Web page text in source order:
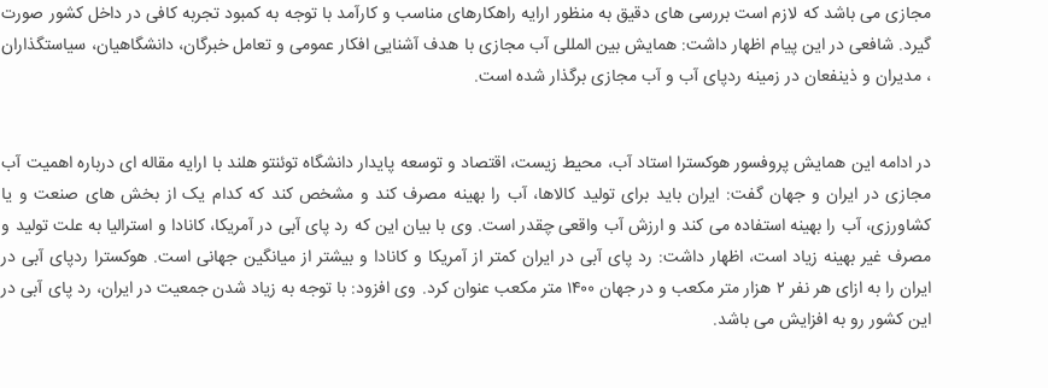
مجازی می باشد که لازم است بررسی های دقیق به منظور ارایه راهکارهای مناسب و کارآمد با توجه به کمبود تجربه کافی در داخل کشور صورت
گیرد. شافعی در این پیام اظهار داشت: همایش بین المللی آب مجازی با هدف آشنایی افکار عمومی و تعامل خبرگان، دانشگاهیان، سیاستگذاران
، مدیران و ذینفعان در زمینه ردپای آب و آب مجازی برگذار شده است.
در ادامه این همایش پروفسور هوکسترا استاد آب، محیط زیست، اقتصاد و توسعه پایدار دانشگاه توئنتو هلند با ارایه مقاله ای درباره اهمیت آب
مجازی در ایران و جهان گفت: ایران باید برای تولید کالاها، آب را بهینه مصرف کند و مشخص کند که کدام یک از بخش های صنعت و یا
کشاورزی، آب را بهینه استفاده می کند و ارزش آب واقعی چقدر است. وی با بیان این که رد پای آبی در آمریکا، کانادا و استرالیا به علت تولید و
مصرف غیر بهینه زیاد است، اظهار داشت: رد پای آبی در ایران کمتر از آمریکا و کانادا و بیشتر از میانگین جهانی است. هوکسترا ردپای آبی در
ایران را به ازای هر نفر ۲ هزار متر مکعب و در جهان ۱۴۰۰ متر مکعب عنوان کرد. وی افزود: با توجه به زیاد شدن جمعیت در ایران، رد پای آبی در
این کشور رو به افزایش می باشد.